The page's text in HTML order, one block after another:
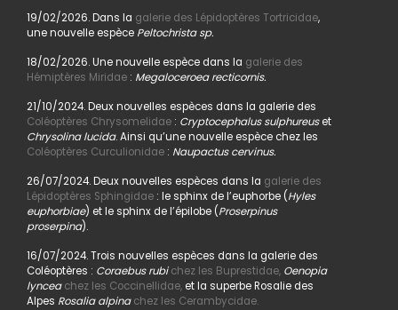
19/02/2026. Dans la galerie des Lépidoptères Tortricidae,
une nouvelle espèce Peltochrista sp.
18/02/2026. Une nouvelle espèce dans la galerie des
Hémiptères Miridae: Megaloceroea recticornis.
21/10/2024. Deux nouvelles espèces dans la galerie des
Coléoptères Chrysomelidae: Cryptocephalus sulphureuset
Chrysolina lucida. Ainsi qu’une nouvelle espèce chez les
Coléoptères Curculionidae : Naupactus cervinus.
26/07/2024. Deux nouvelles espèces dans la galerie des
Lépidoptères Sphingidae: le sphinx de l’euphorbe (Hyles
euphorbiae) et le sphinx de l’épilobe (Proserpinus
proserpina).
16/07/2024. Trois nouvelles espèces dans la galerie des
Coléoptères : Coraebus rubi chez les Buprestidae, Oenopia
lyncea chez les Coccinellidae,et la superbe Rosalie des
Alpes Rosalia alpina chez les Cerambycidae.